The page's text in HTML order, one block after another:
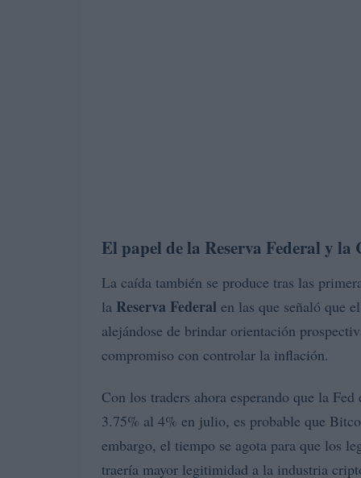
El papel de la Reserva Federal y
La caída también se produce tras las
la Reserva Federal en las que señaló que
alejándose de brindar orientación
compromiso con controlar la inflación.
Con los traders ahora esperando que la
3.75% al 4% en julio, es probable que
embargo, el tiempo se agota para que los
traería mayor legitimidad a la industria